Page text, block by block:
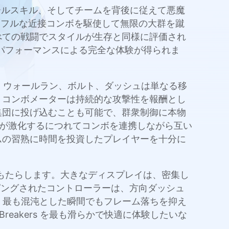
スキル、そしてチームを背後に従えて悪魔
ルな近接コンボを駆使して無限の大群を蹴
の戦闘でスタイルが生存と同様に評価され
ォーマンスによる完全な体験が得られま
ォールラン、ボルト、ダッシュは単なる移
ンボメーターは持続的な攻撃性を報酬とし
に投げ込むことも可能で、群衆制御に本物
激化するにつれてコンボを連携しながら互い
習熟に時間を投資したプレイヤーを十分に
らします。大きなディスプレイは、密集し
グされたコントローラーは、方向ダッシュ
も混沌とした瞬間でもフレーム落ちを抑え
を最も滑らかで快適に体験したいな